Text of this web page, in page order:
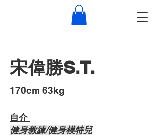
宋偉勝S.T.
​170cm 63kg
自介 ​
​健身教練/健身模特兒